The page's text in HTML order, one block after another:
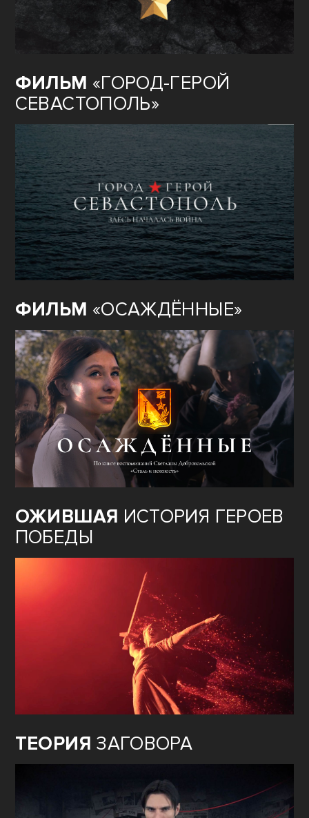
ФИЛЬМ «ГОРОД-ГЕРОЙ
СЕВАСТОПОЛЬ»
ФИЛЬМ «ОСАЖДЁННЫЕ»
ОЖИВШАЯ ИСТОРИЯ ГЕРОЕВ
ПОБЕДЫ
ТЕОРИЯ ЗАГОВОРА